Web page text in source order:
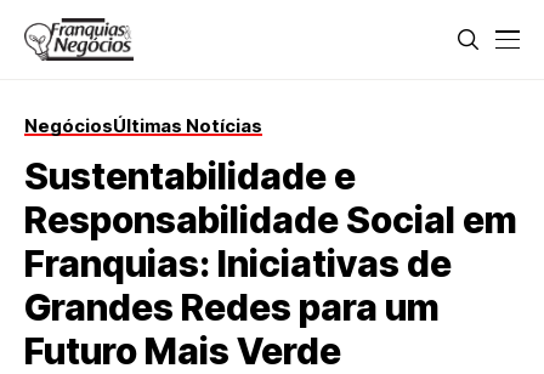
NegóciosÚltimas Notícias
Sustentabilidade e
Responsabilidade Social em
Franquias: Iniciativas de
Grandes Redes para um
Futuro Mais Verde